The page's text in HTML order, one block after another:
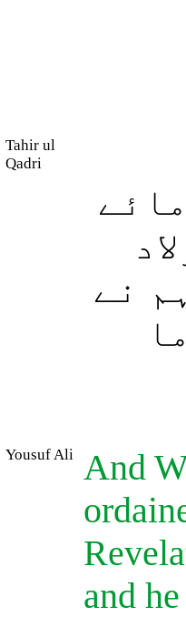
Tahir ul
Qadri
نے
Yousuf Ali And
and